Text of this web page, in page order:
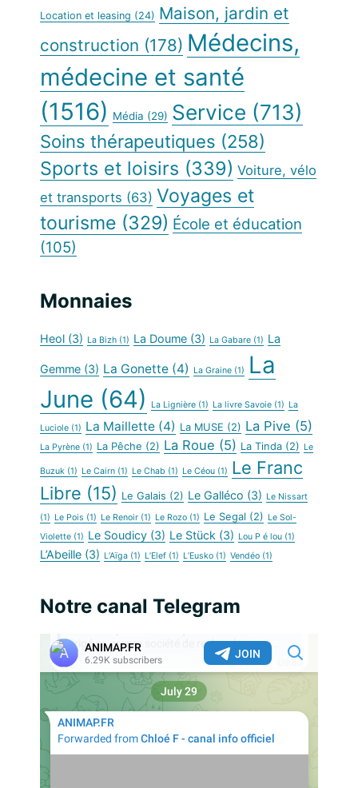
Location et leasing (24) Maison, jardin et
construction (178) Médecins,
médecine et santé
(1516) Média (29) Service (713)
Soins thérapeutiques (258)
Sports et loisirs (339) Voiture, vélo
et transports (63) Voyages et
tourisme (329) École et éducation
(105)
Monnaies
Heol (3) La Bizh (1) La Doume (3) La Gabare (1) La
Gemme (3) La Gonette (4) La Graine (1)
La
June (64) La Lignière (1) La livre Savoie (1) La
Luciole (1) La Maillette (4) La MUSE (2) La Pive (5)
La Pyrène (1) La Pêche (2) La Roue (5) La Tinda (2) Le
Buzuk (1) Le Cairn (1) Le Chab (1) Le Céou (1)
Le Franc
Libre (15) Le Galais (2) Le Galléco (3) Le Nissart
(1) Le Pois (1) Le Renoir (1) Le Rozo (1) Le Segal (2) Le Sol-
Violette (1) Le Soudicy (3) Le Stück (3) Lou P é lou (1)
L’Abeille (3) L’Aïga (1) L’Elef (1) L’Eusko (1) Vendéo (1)
Notre canal Telegram